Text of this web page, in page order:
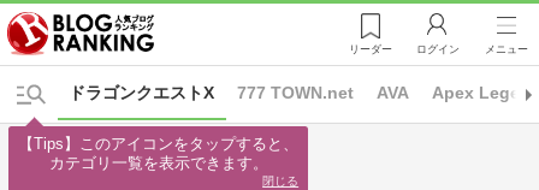
リーダー ログイン メニュー
777 TOWN.net AVA Apex
ドラゴンクエストX
【Tips】このアイコンをタップすると、
カテゴリ一覧を表示できます。
閉じる